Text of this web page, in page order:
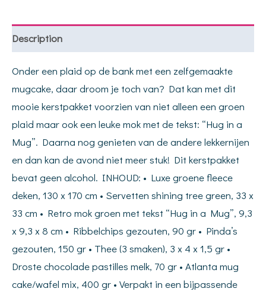
Description
Onder een plaid op de bank met een zelfgemaakte
mugcake, daar droom je toch van? Dat kan met dit
mooie kerstpakket voorzien van niet alleen een groen
plaid maar ook een leuke mok met de tekst: “Hug in a
Mug”. Daarna nog genieten van de andere lekkernijen
en dan kan de avond niet meer stuk! Dit kerstpakket
bevat geen alcohol. INHOUD: • Luxe groene fleece
deken, 130 x 170 cm • Servetten shining tree green, 33 x
33 cm • Retro mok groen met tekst “Hug in a Mug”, 9,3
x 9,3 x 8 cm • Ribbelchips gezouten, 90 gr • Pinda’s
gezouten, 150 gr • Thee (3 smaken), 3 x 4 x 1,5 gr •
Droste chocolade pastilles melk, 70 gr • Atlanta mug
cake/wafel mix, 400 gr • Verpakt in een bijpassende